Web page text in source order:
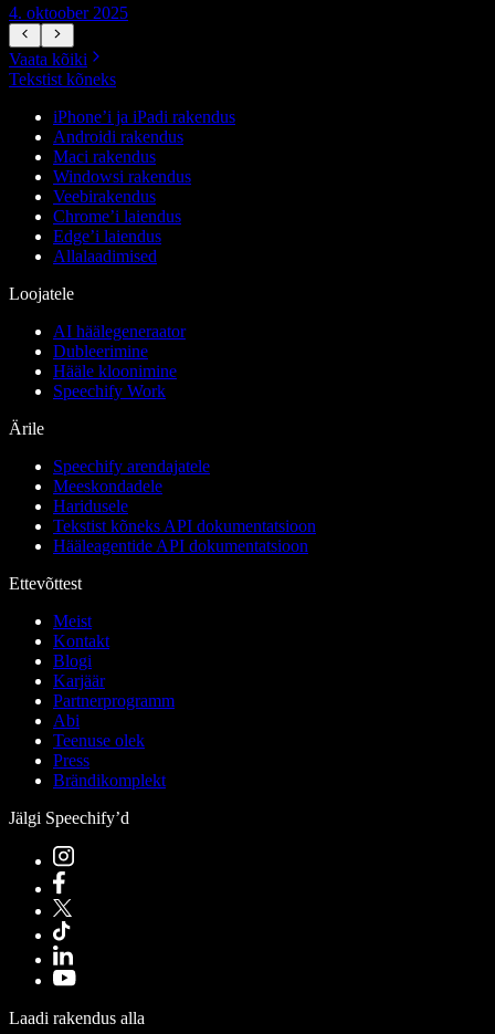
4. oktoober 2025
Vaata kõiki
Tekstist kõneks
iPhone’i ja iPadi rakendus
Androidi rakendus
Maci rakendus
Windowsi rakendus
Veebirakendus
Chrome’i laiendus
Edge’i laiendus
Allalaadimised
Loojatele
AI häälegeneraator
Dubleerimine
Hääle kloonimine
Speechify Work
Ärile
Speechify arendajatele
Meeskondadele
Haridusele
Tekstist kõneks API dokumentatsioon
Hääleagentide API dokumentatsioon
Ettevõttest
Meist
Kontakt
Blogi
Karjäär
Partnerprogramm
Abi
Teenuse olek
Press
Brändikomplekt
Jälgi Speechify’d
Laadi rakendus alla